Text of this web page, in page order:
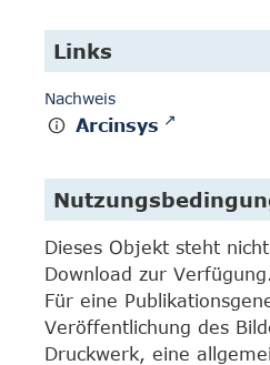
Links
Nachweis
Arcinsys
Dieses Objekt steht
Download zur Verfügung.
Für eine
Veröffentlichung des
Druckwerk, eine